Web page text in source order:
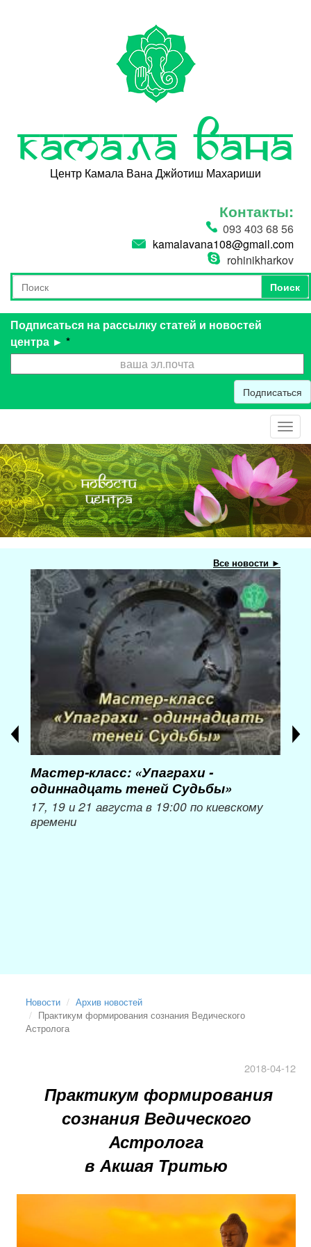
Камала Вана
Центр Камала Вана Джйотиш Махариши
Контакты:
093 403 68 56
kamalavana108@gmail.com
rohinikharkov
Форма поиска
Поиск
Поиск
Подписаться на рассылку статей и новостей
центра ► *
Подписаться
Все новости ►
Мастер-класс: «Упаграхи -
одиннадцать теней Судьбы»
17, 19 и 21 августа в 19:00 по киевскому
времени
Новости
Архив новостей
Практикум формирования сознания Ведического
Астролога
2018-04-12
Практикум формирования
сознания Ведического
Астролога
в Акшая Тритью